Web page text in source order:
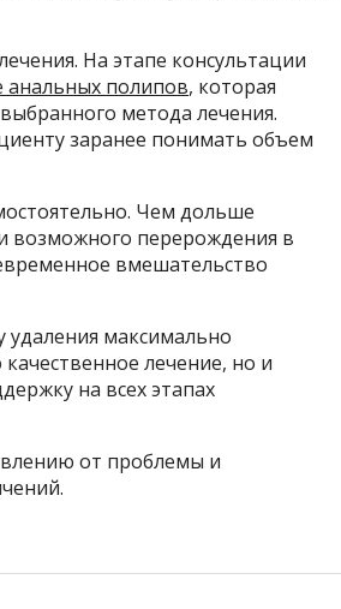
На этапе консультации
анальных полипов, которая
метода лечения.
заранее понимать объем
Чем дольше
возможного перерождения в
вмешательство
максимально
лечение, но и
на всех этапах
от проблемы и